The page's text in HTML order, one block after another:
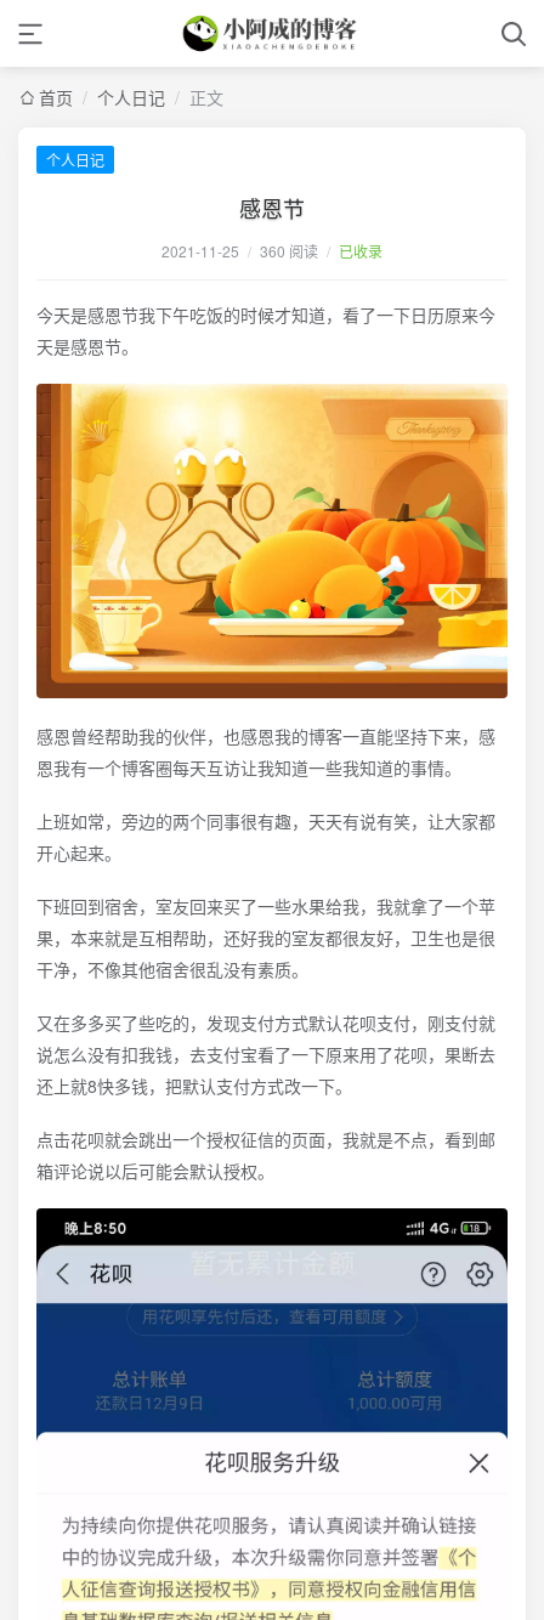
首页 / 个人日记 / 正文
个人日记
感恩节
2021-11-25 / 360 阅读 / 已收录
今天是感恩节我下午吃饭的时候才知道，看了一下日历原来今
天是感恩节。
感恩曾经帮助我的伙伴，也感恩我的博客一直能坚持下来，感
恩我有一个博客圈每天互访让我知道一些我知道的事情。
上班如常，旁边的两个同事很有趣，天天有说有笑，让大家都
开心起来。
下班回到宿舍，室友回来买了一些水果给我，我就拿了一个苹
果，本来就是互相帮助，还好我的室友都很友好，卫生也是很
干净，不像其他宿舍很乱没有素质。
又在多多买了些吃的，发现支付方式默认花呗支付，刚支付就
说怎么没有扣我钱，去支付宝看了一下原来用了花呗，果断去
还上就8快多钱，把默认支付方式改一下。
点击花呗就会跳出一个授权征信的页面，我就是不点，看到邮
箱评论说以后可能会默认授权。